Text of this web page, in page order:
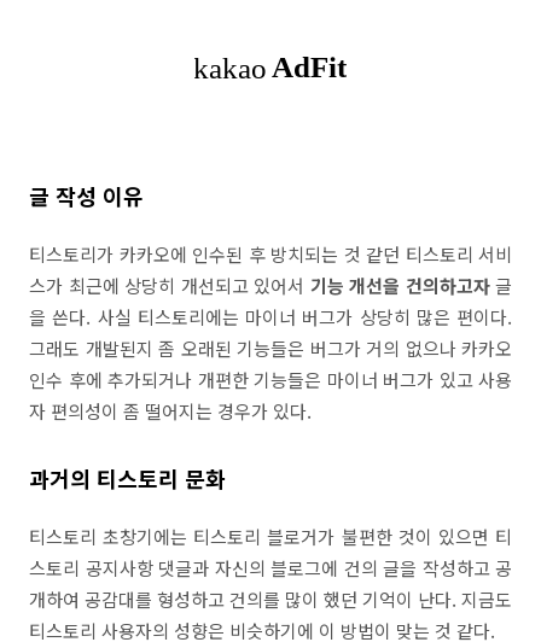
글 작성 이유
티스토리가 카카오에 인수된 후 방치되는 것 같던 티스토리 서비
스가 최근에 상당히 개선되고 있어서 기능 개선을 건의하고자글
을 쓴다. 사실 티스토리에는 마이너 버그가 상당히 많은 편이다.
그래도 개발된지 좀 오래된 기능들은 버그가 거의 없으나 카카오
인수 후에 추가되거나 개편한 기능들은 마이너 버그가 있고 사용
자 편의성이 좀 떨어지는 경우가 있다.
과거의 티스토리 문화
티스토리 초창기에는 티스토리 블로거가 불편한 것이 있으면 티
스토리 공지사항 댓글과 자신의 블로그에 건의 글을 작성하고 공
개하여 공감대를 형성하고 건의를 많이 했던 기억이 난다. 지금도
티스토리 사용자의 성향은 비슷하기에 이 방법이 맞는 것 같다.